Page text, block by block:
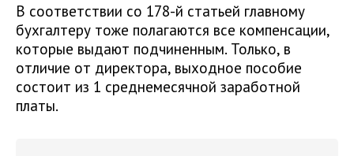
В соответствии со 178-й статьей главному
бухгалтеру тоже полагаются все компенсации,
которые выдают подчиненным. Только, в
отличие от директора, выходное пособие
состоит из 1 среднемесячной заработной
платы.